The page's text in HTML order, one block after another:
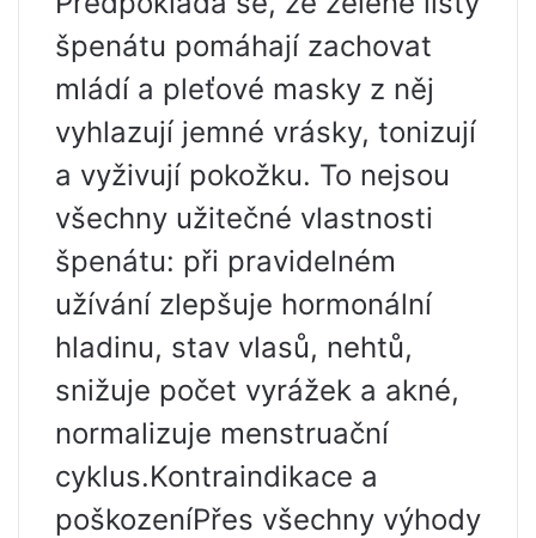
špenátu pomáhají zachovat
mládí a pleťové masky z něj
vyhlazují jemné vrásky, tonizují
a vyživují pokožku. To nejsou
všechny užitečné vlastnosti
špenátu: při pravidelném
užívání zlepšuje hormonální
hladinu, stav vlasů, nehtů,
snižuje počet vyrážek a akné,
normalizuje menstruační
cyklus.Kontraindikace a
poškozeníPřes všechny výhody